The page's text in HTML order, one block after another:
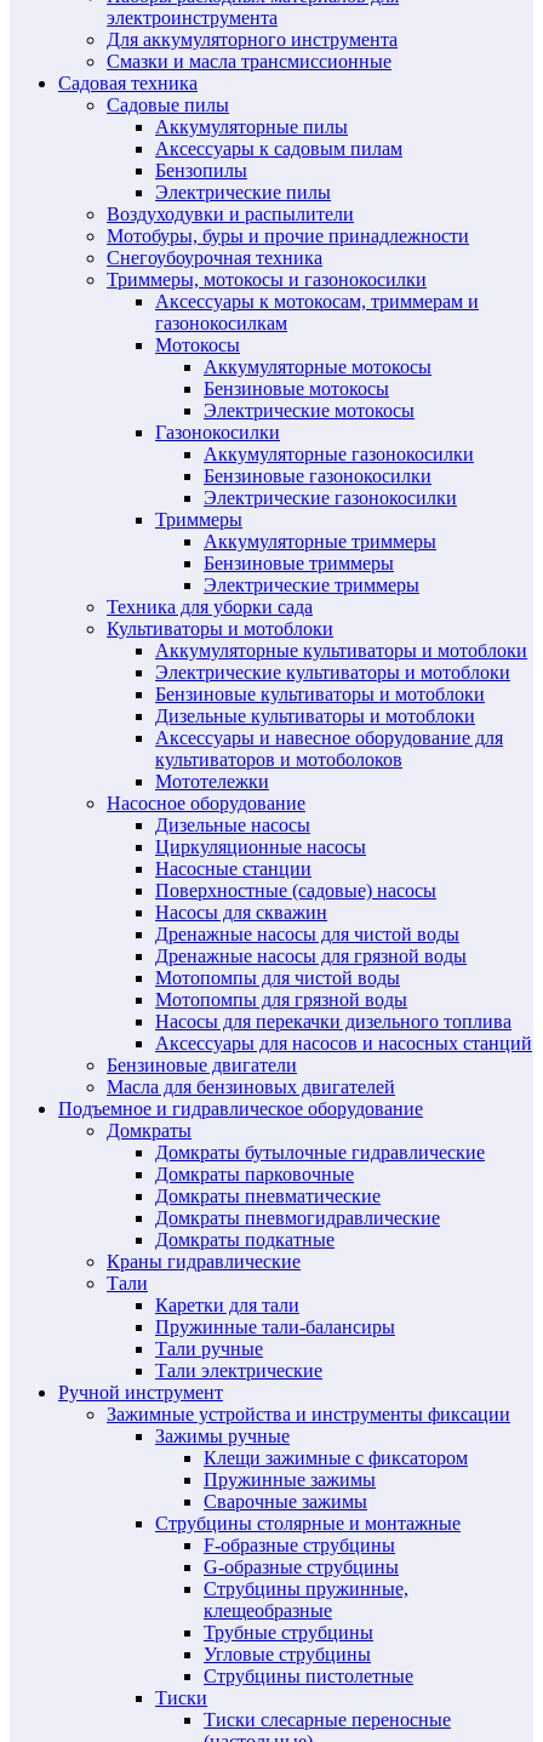
электроинструмента
Для аккумуляторного инструмента
Смазки и масла трансмиссионные
Садовая техника
Садовые пилы
Аккумуляторные пилы
Аксессуары к садовым пилам
Бензопилы
Электрические пилы
Воздуходувки и распылители
Мотобуры, буры и прочие принадлежности
Снегоубоурочная техника
Триммеры, мотокосы и газонокосилки
Аксессуары к мотокосам, триммерам и
газонокосилкам
Мотокосы
Аккумуляторные мотокосы
Бензиновые мотокосы
Электрические мотокосы
Газонокосилки
Аккумуляторные газонокосилки
Бензиновые газонокосилки
Электрические газонокосилки
Триммеры
Аккумуляторные триммеры
Бензиновые триммеры
Электрические триммеры
Техника для уборки сада
Культиваторы и мотоблоки
Аккумуляторные культиваторы и мотоблоки
Электрические культиваторы и мотоблоки
Бензиновые культиваторы и мотоблоки
Дизельные культиваторы и мотоблоки
Аксессуары и навесное оборудование для
культиваторов и мотоболоков
Мототележки
Насосное оборудование
Дизельные насосы
Циркуляционные насосы
Насосные станции
Поверхностные (садовые) насосы
Насосы для скважин
Дренажные насосы для чистой воды
Дренажные насосы для грязной воды
Мотопомпы для чистой воды
Мотопомпы для грязной воды
Насосы для перекачки дизельного топлива
Аксессуары для насосов и насосных станций
Бензиновые двигатели
Масла для бензиновых двигателей
Подъемное и гидравлическое оборудование
Домкраты
Домкраты бутылочные гидравлические
Домкраты парковочные
Домкраты пневматические
Домкраты пневмогидравлические
Домкраты подкатные
Краны гидравлические
Тали
Каретки для тали
Пружинные тали-балансиры
Тали ручные
Тали электрические
Ручной инструмент
Зажимные устройства и инструменты фиксации
Зажимы ручные
Клещи зажимные с фиксатором
Пружинные зажимы
Сварочные зажимы
Струбцины столярные и монтажные
F-образные струбцины
G-образные струбцины
Струбцины пружинные,
клещеобразные
Трубные струбцины
Угловые струбцины
Струбцины пистолетные
Тиски
Тиски слесарные переносные